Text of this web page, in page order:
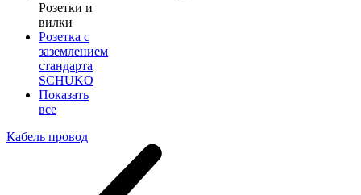
Розетки и
вилки
Розетка с
заземлением
стандарта
SCHUKO
Показать
все
Кабель провод